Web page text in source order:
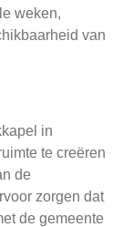
weken,
van
in
te creëren
de
zorgen dat
de gemeente